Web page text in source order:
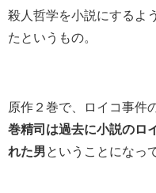
殺人哲学を小説にするよ
たというもの。
原作２巻で、ロイコ事件
巻精司は過去に小説のロ
れた男 ということになっ